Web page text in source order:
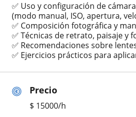
Precio
$ 15000/h
✅ Uso y configuración de
(modo manual, ISO, apertura,
✅ Composición fotográfica y
✅ Técnicas de retrato, paisaje y
✅ Recomendaciones sobre
✅ Ejercicios prácticos para